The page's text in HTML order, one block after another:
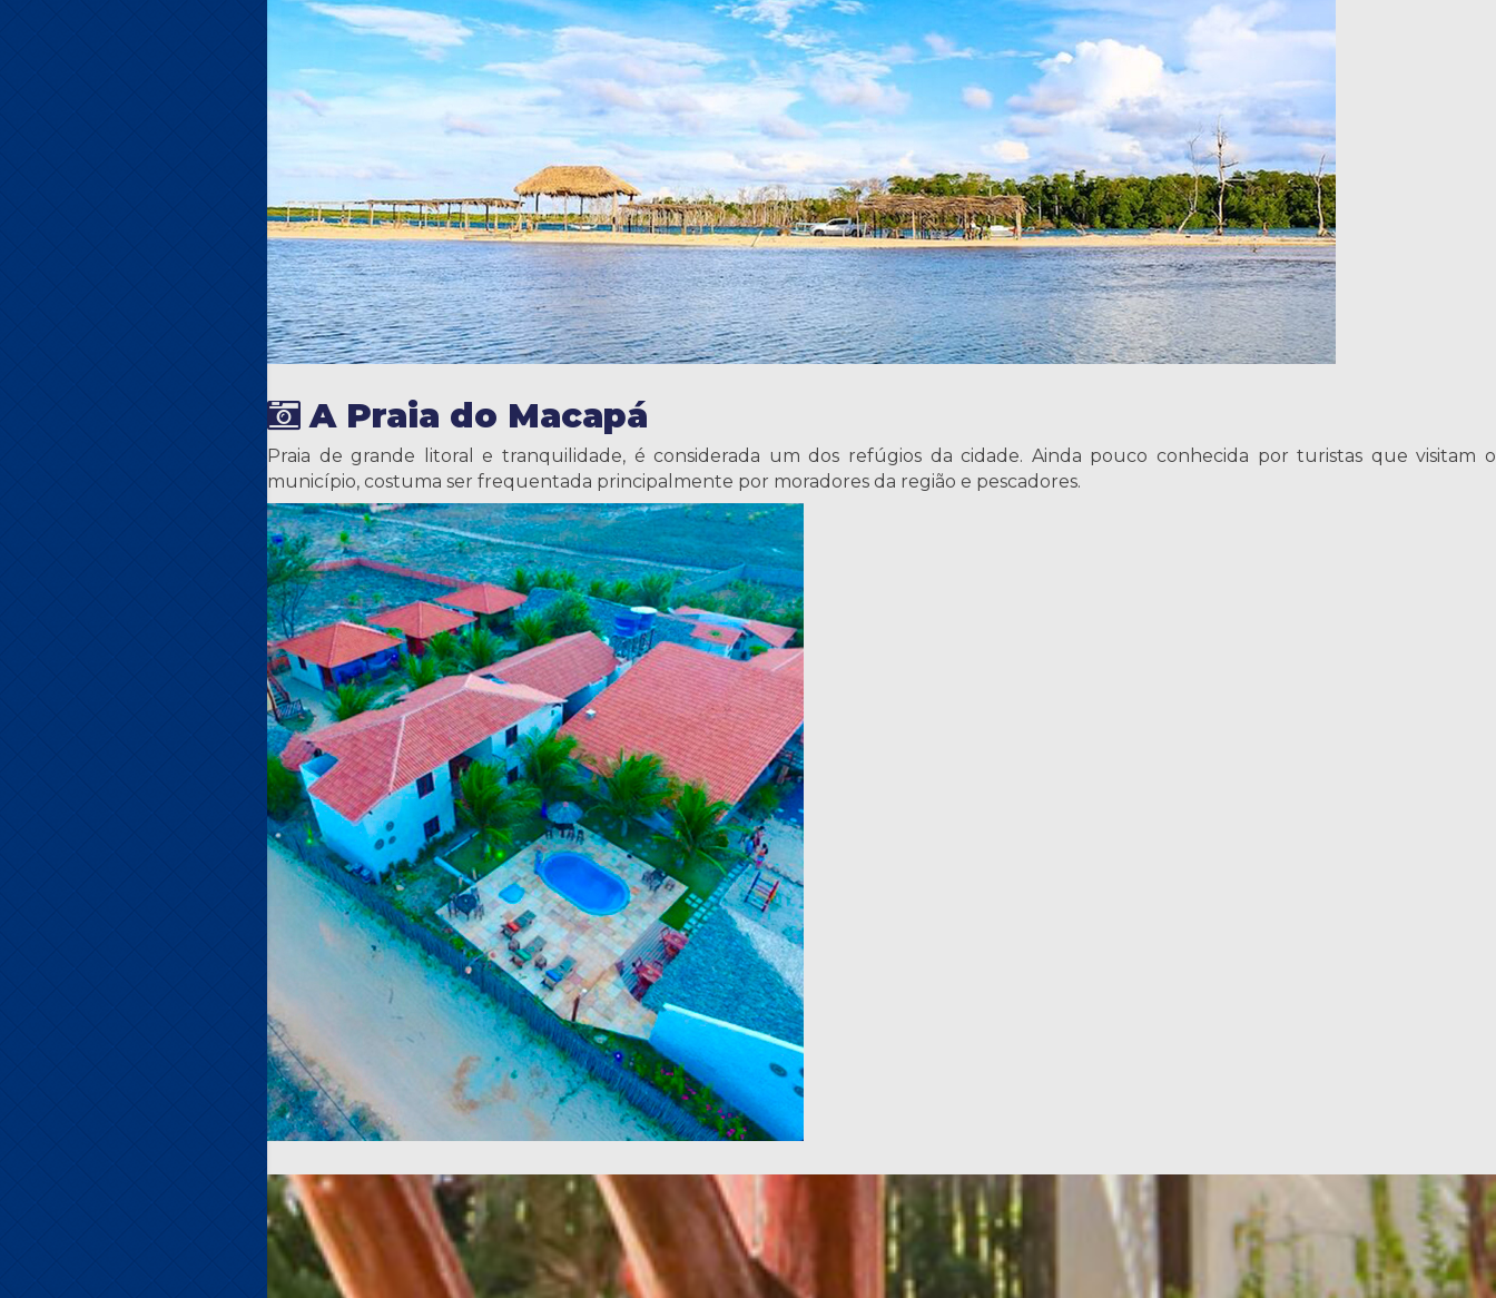
A Praia do Macapá
Praia de grande litoral e tranquilidade, é considerada um dos refúgios da cidade. Ainda pouco conhecida por turistas que visitam o
município, costuma ser frequentada principalmente por moradores da região e pescadores.